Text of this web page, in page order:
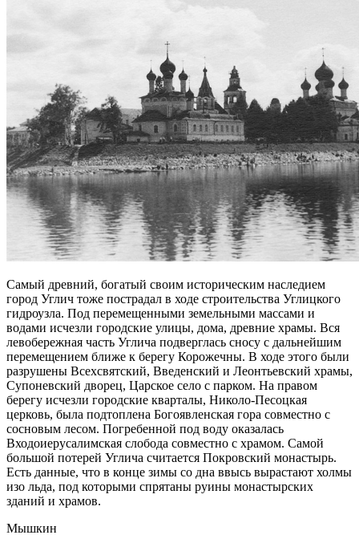
Самый древний, богатый своим историческим наследием
город Углич тоже пострадал в ходе строительства Углицкого
гидроузла. Под перемещенными земельными массами и
водами исчезли городские улицы, дома, древние храмы. Вся
левобережная часть Углича подверглась сносу с дальнейшим
перемещением ближе к берегу Корожечны. В ходе этого были
разрушены Всехсвятский, Введенский и Леонтьевский храмы,
Супоневский дворец, Царское село с парком. На правом
берегу исчезли городские кварталы, Николо-Песоцкая
церковь, была подтоплена Богоявленская гора совместно с
сосновым лесом. Погребенной под воду оказалась
Входоиерусалимская слобода совместно с храмом. Самой
большой потерей Углича считается Покровский монастырь.
Есть данные, что в конце зимы со дна ввысь вырастают холмы
изо льда, под которыми спрятаны руины монастырских
зданий и храмов.
Мышкин